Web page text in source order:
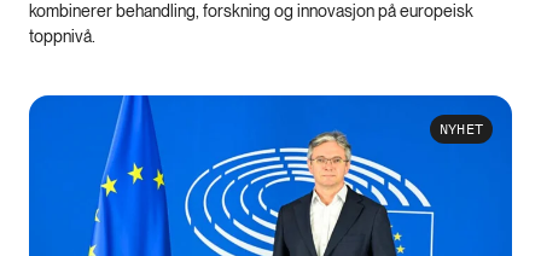
kombinerer behandling, forskning og innovasjon på europeisk
toppnivå.
NYHET